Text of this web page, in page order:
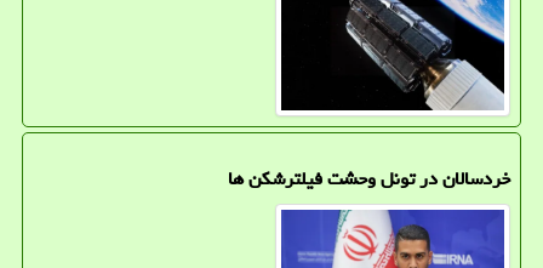
خردسالان در تونل وحشت فیلترشکن ها